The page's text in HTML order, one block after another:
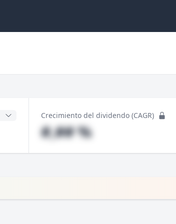
dividendo Crecimiento del dividendo (CAGR)
#,## %